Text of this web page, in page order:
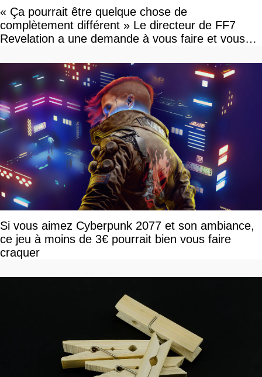
« Ça pourrait être quelque chose de
complètement différent » Le directeur de FF7
Revelation a une demande à vous faire et vous
Si vous aimez Cyberpunk 2077 et son ambiance,
ce jeu à moins de 3€ pourrait bien vous faire
craquer